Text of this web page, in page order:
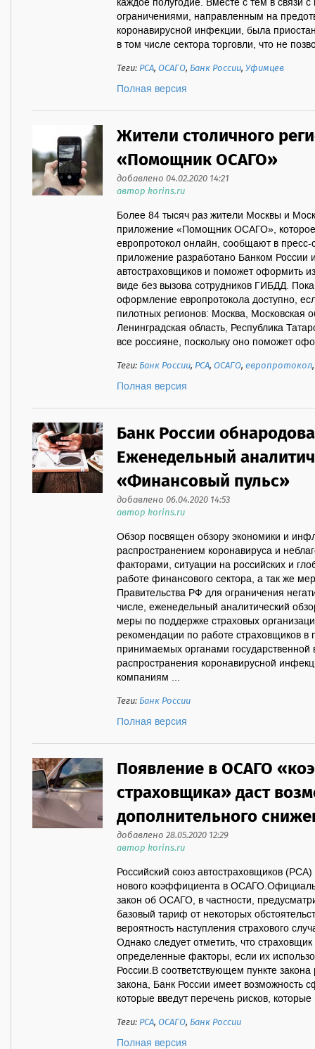
каждое полугодие. Вместе с тем в связи
ограничениями, направленным на
коронавирусной инфекции, была
в том числе сектора торговли, что не
Теги:РСА,ОСАГО, Банк России, Уфимцев
Полная версия
Жители столичного
«Помощник ОСАГО»
добавлено 04.02.2020 14:21
автор korins.ru
Более 84 тысяч раз жители Москвы и
приложение «Помощник ОСАГО»,
европротокол онлайн, сообщают в
приложение разработано Банком России
автостраховщиков и поможет оформить
виде без вызова сотрудников ГИБДД.
оформление европротокола доступно,
пилотных регионов: Москва, Московская
Ленинградская область, Республика
все россияне, поскольку оно поможет
Теги:Банк России, РСА,ОСАГО,европротокол
Полная версия
Банк России
Еженедельный
«Финансовый пульс»
добавлено 06.04.2020 14:53
автор korins.ru
Обзор посвящен обзору экономики и
распространением коронавируса и
факторами, ситуации на российских и
работе финансового сектора, а так же
Правительства РФ для ограничения
числе, еженедельный аналитический
меры по поддержке страховых
рекомендации по работе страховщиков в
принимаемых органами
распространения коронавирусной
компаниям ...
Теги:Банк России
Полная версия
Появление в ОСАГО
страховщика» даст
дополнительного
добавлено 28.05.2020 12:29
автор korins.ru
Российский союз автостраховщиков
нового коэффициента в
закон об ОСАГО, в частности,
базовый тариф от некоторых
вероятность наступления страхового
Однако следует отметить, что
определенные факторы, если их
России.В соответствующем пункте
закона, Банк России имеет возможность
которые введут перечень рисков,
Теги:РСА,ОСАГО, Банк России
Полная версия